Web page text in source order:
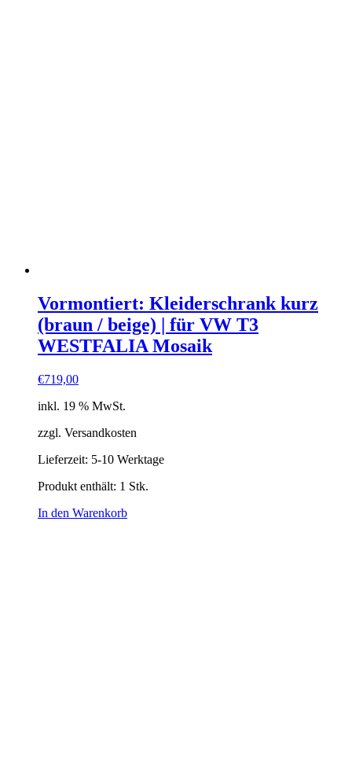
Vormontiert: Kleiderschrank kurz
(braun / beige) | für VW T3
WESTFALIA Mosaik
€719,00
inkl. 19 % MwSt.
zzgl. Versandkosten
Lieferzeit: 5-10 Werktage
Produkt enthält: 1 Stk.
In den Warenkorb